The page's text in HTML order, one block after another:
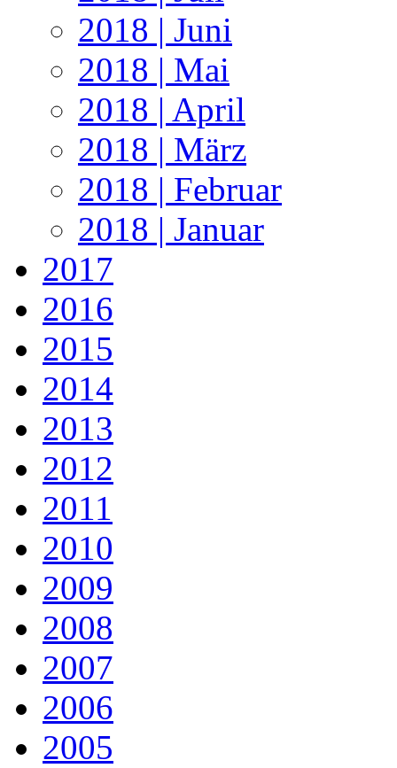
2018 | Juni
2018 | Mai
2018 | April
2018 | März
2018 | Februar
2018 | Januar
2017
2016
2015
2014
2013
2012
2011
2010
2009
2008
2007
2006
2005